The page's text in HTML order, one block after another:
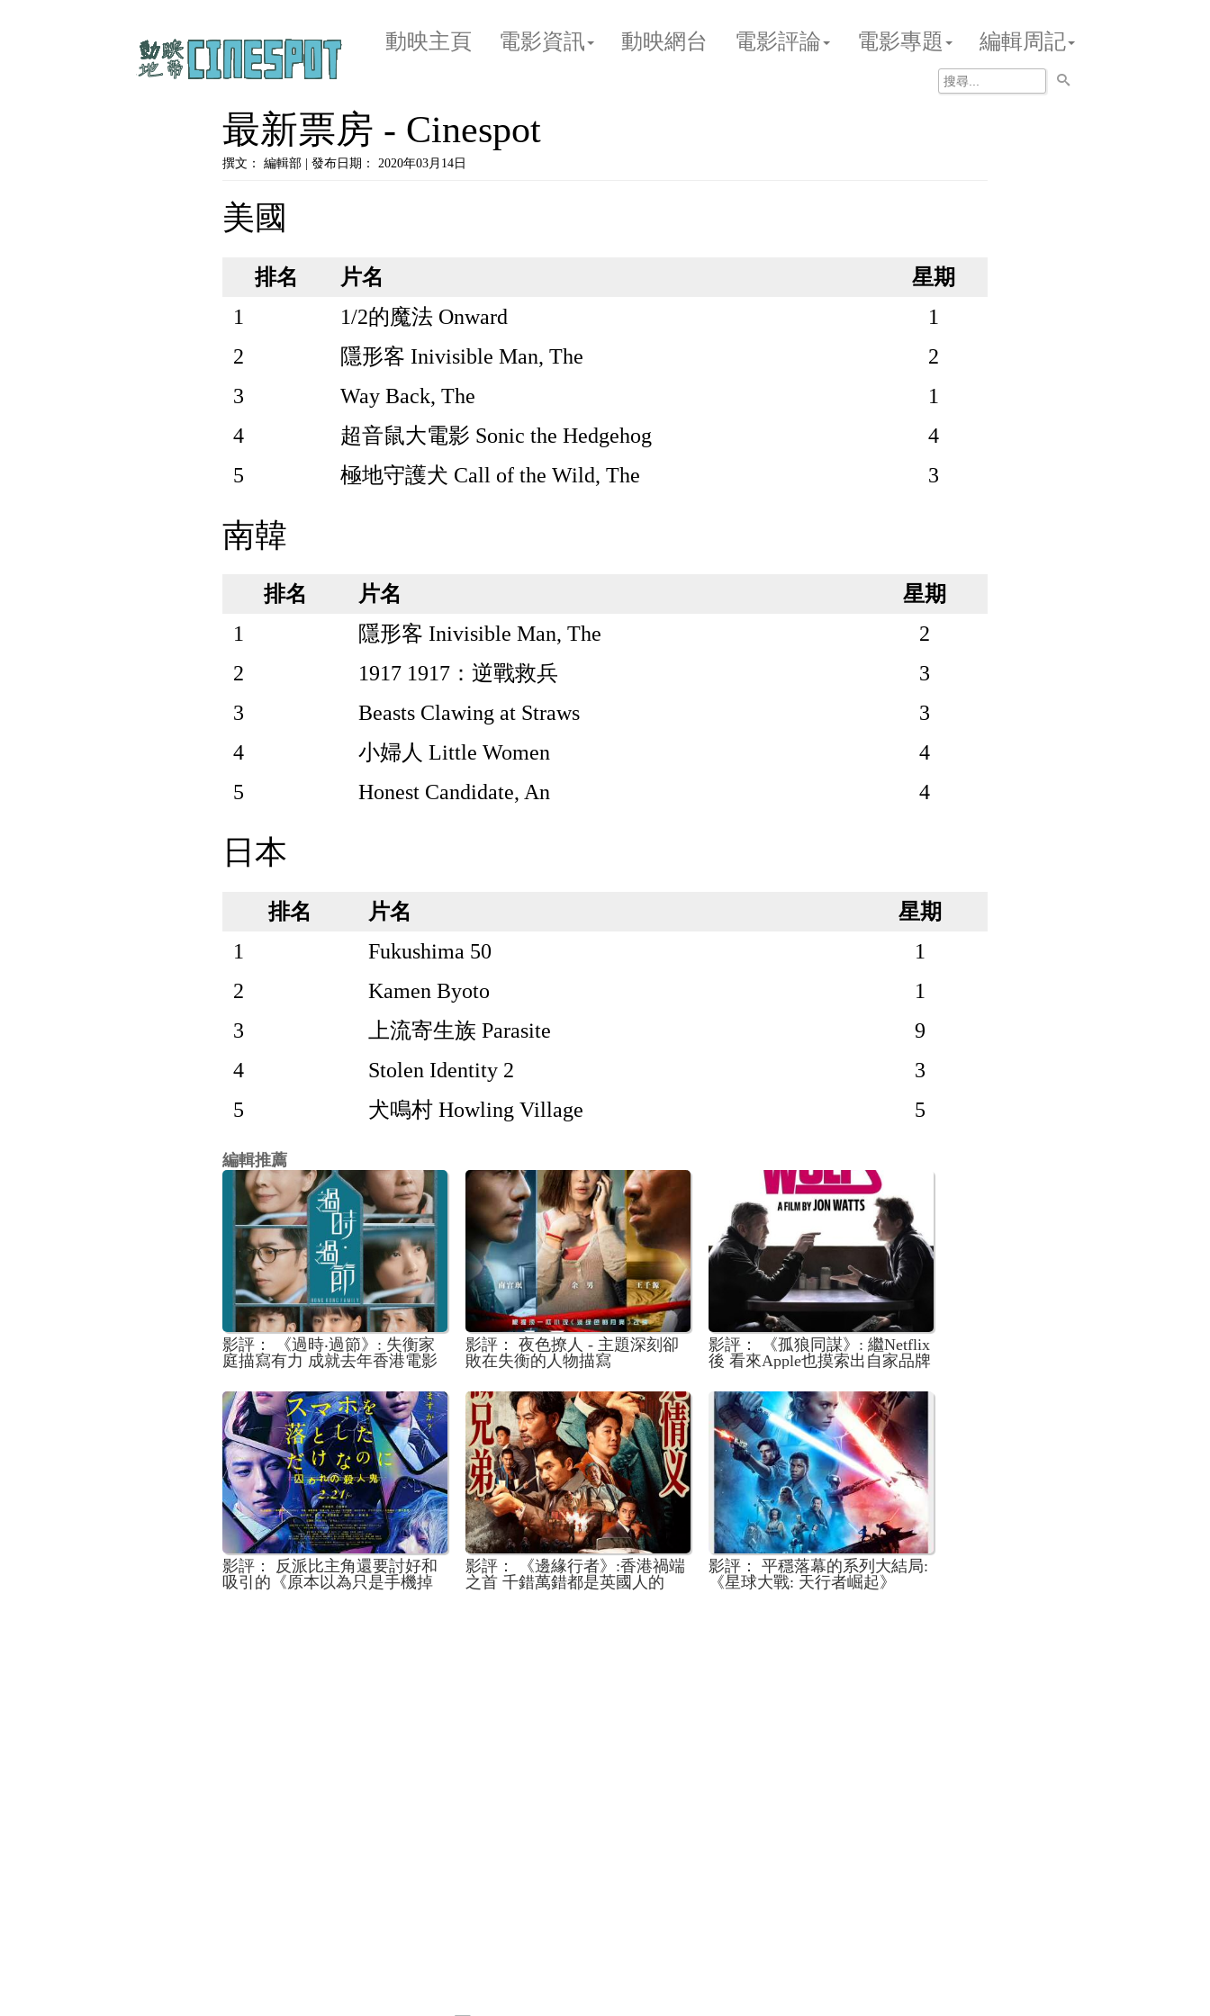
動映主頁 電影資訊 動映網台 電影評論 電影專題 編輯周記
最新票房 - Cinespot
撰文： 編輯部 | 發布日期： 2020年03月14日
美國
排名 片名
星期
1
1/2的魔法 Onward
1
2
隱形客 Inivisible Man, The
2
3
Way Back, The
1
4
超音鼠大電影 Sonic the Hedgehog
4
5
極地守護犬 Call of the Wild, The 3
南韓
排名 片名
星期
1
隱形客 Inivisible Man, The
2
2
1917 1917：逆戰救兵
3
3
Beasts Clawing at Straws
3
4
小婦人 Little Women
4
5
Honest Candidate, An 4
日本
排名 片名
星期
1
Fukushima 50
1
2
Kamen Byoto
1
3
上流寄生族 Parasite
9
4
Stolen Identity 2
3
5
犬鳴村 Howling Village 5
編輯推薦
影評： 《過時‧過節》: 失衡家
庭描寫有力 成就去年香港電影
影評： 夜色撩人 - 主題深刻卻
敗在失衡的人物描寫
影評： 《孤狼同謀》: 繼Netflix
後 看來Apple也摸索出自家品牌
影評： 反派比主角還要討好和
吸引的《原本以為只是手機掉
影評： 《邊緣行者》:香港禍端
之首 千錯萬錯都是英國人的
影評： 平穩落幕的系列大結局:
《星球大戰: 天行者崛起》